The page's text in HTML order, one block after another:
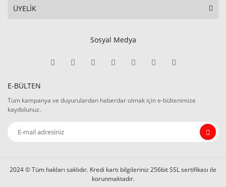
ÜYELİK
Sosyal Medya
E-BÜLTEN
Tüm kampanya ve duyurulardan haberdar olmak için e-bültenimize
kaydolunuz.
2024 © Tüm hakları saklıdır. Kredi kartı bilgileriniz 256bit SSL sertifikası ile
korunmaktadır.